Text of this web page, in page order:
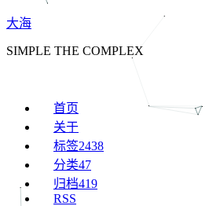
大海
SIMPLE THE COMPLEX
首页
关于
标签2438
分类47
归档419
RSS